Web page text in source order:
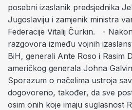
posebni izaslanik predsjednika
Jugoslaviju i zamjenik ministra
Federacije Vitalij Čurkin. -
razgovora između vojnih
BiH, generali Ante Roso i Rasim
američkog generala Johna
Sporazum o načelima ustroja
dogovoreno, također, da sve
osim onih koje imaju suglasnost